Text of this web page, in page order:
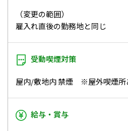
（変更の範囲）
雇入れ直後の勤務地と同じ
受動喫煙対策
屋内/敷地内 禁煙 ※屋外喫煙所
給与・賞与